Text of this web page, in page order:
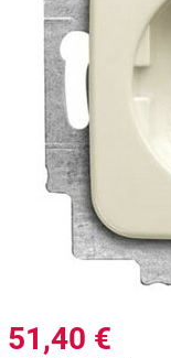
51,40 €